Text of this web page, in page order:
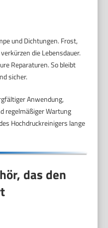
und Dichtungen. Frost,
die Lebensdauer.
Reparaturen. So bleibt
sicher.
Anwendung,
regelmäßiger Wartung
Hochdruckreinigers lange
das den